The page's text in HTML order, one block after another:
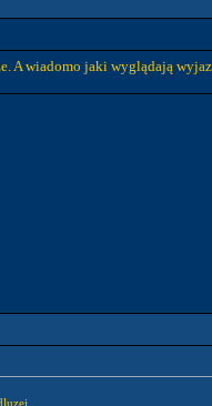
A wiadomo jaki wyglądają